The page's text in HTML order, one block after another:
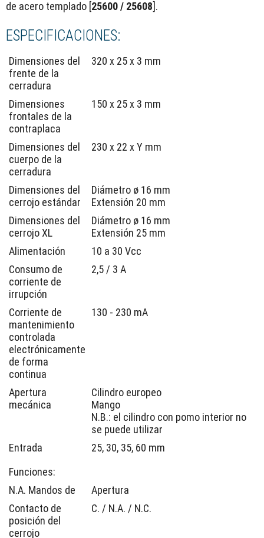
de acero templado [25600 / 25608].
ESPECIFICACIONES:
Dimensiones del
frente de la
cerradura
320 x 25 x 3 mm
Dimensiones
frontales de la
contraplaca
150 x 25 x 3 mm
Dimensiones del
cuerpo de la
cerradura
230 x 22 x Y mm
Dimensiones del
cerrojo estándar
Diámetro ø 16 mm
Extensión 20 mm
Dimensiones del
cerrojo XL
Diámetro ø 16 mm
Extensión 25 mm
Alimentación
10 a 30 Vcc
Consumo de
corriente de
irrupción
2,5 / 3 A
Corriente de
mantenimiento
controlada
electrónicamente
de forma
continua
130 - 230 mA
Apertura
mecánica
Cilindro europeo
Mango
N.B.: el cilindro con pomo interior no
se puede utilizar
Entrada
25, 30, 35, 60 mm
Funciones:
N.A. Mandos de
Apertura
Contacto de
posición del
cerrojo
C. / N.A. / N.C.